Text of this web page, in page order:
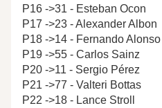
P16 ->31 - Esteban Ocon
P17 ->23 - Alexander Albon
P18 ->14 - Fernando Alonso
P19 ->55 - Carlos Sainz
P20 ->11 - Sergio Pérez
P21 ->77 - Valteri Bottas
P22 ->18 - Lance Stroll